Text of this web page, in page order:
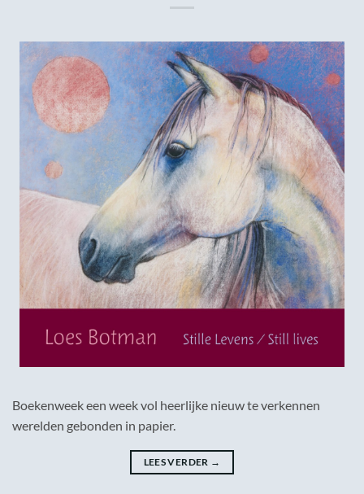
Boekenweek een week vol heerlijke nieuw te verkennen
werelden gebonden in papier.
LEES VERDER →